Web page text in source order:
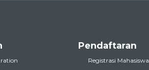
Pendaftaran
Registrasi Mahasiswa